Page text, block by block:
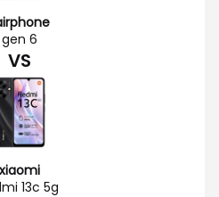
gen 6
VS
xiaomi
13c 5g